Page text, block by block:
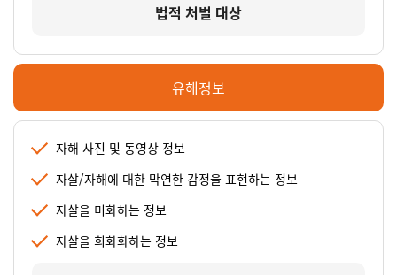
법적 처벌 대상
유해정보
자해 사진 및 동영상 정보
자살/자해에 대한 막연한 감정을 표현하는 정보
자살을 미화하는 정보
자살을 희화화하는 정보